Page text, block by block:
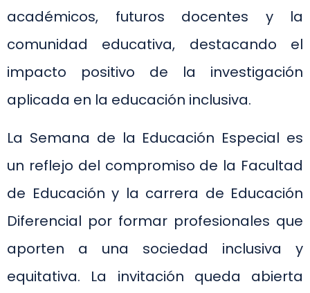
académicos, futuros docentes y la
comunidad educativa, destacando el
impacto positivo de la investigación
aplicada en la educación inclusiva.
La Semana de la Educación Especial es
un reflejo del compromiso de la Facultad
de Educación y la carrera de Educación
Diferencial por formar profesionales que
aporten a una sociedad inclusiva y
equitativa. La invitación queda abierta